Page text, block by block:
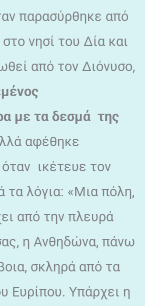
παρασύρθηκε από
νησί του Δία και
από τον Διόνυσο,
με τα δεσμά της
αφέθηκε
ικέτευε τον
τα λόγια: «Μια πόλη,
από την πλευρά
η Ανθηδώνα, πάνω
σκληρά από τα
Ευρίπου. Υπάρχει η